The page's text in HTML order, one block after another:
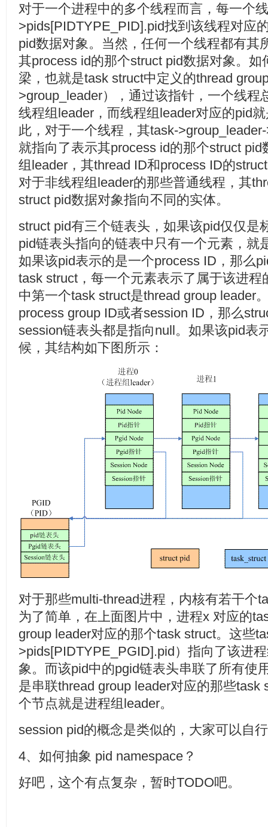
对于一个进程中的多个线程而言，每一个
>pids[PIDTYPE_PID].pid找到该线程对应
pid数据对象。当然，任何一个线程都有其
其process id的那个struct pid数据对象。
梁，也就是task struct中定义的thread
>group_leader），通过该指针，一个线程
线程组leader，而线程组leader对应的pid
此，对于一个线程，其task-
就指向了表示其process id的那个struct
组leader，其thread ID和process ID的
对于非线程组leader的那些普通线程，其
struct pid数据对象指向不同的实体。
struct pid有三个链表头，如果该pid仅仅是
pid链表头指向的链表中只有一个元素，就
如果该pid表示的是一个process ID，那么
task struct，每一个元素表示了属于该进
中第一个task struct是thread group leader
process group ID或者session ID，那么
session链表头都是指向null。如果该pid表
候，其结构如下图所示：
对于那些multi-thread进程，内核有若干个
为了简单，在上面图片中，进程x 对应的
group leader对应的那个task struct。这些
>pids[PIDTYPE_PGID].pid）指向了该进
象。而该pid中的pgid链表头串联了所有使
是串联thread group leader对应的那些task
个节点就是进程组leader。
session pid的概念是类似的，大家可以自
4、如何抽象 pid namespace？
好吧，这个有点复杂，暂时TODO吧。